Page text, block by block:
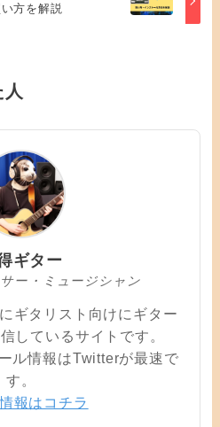
方を解説
人
ギター
ー・ミュージシャン
ギタリスト向けにギター
しているサイトです。
ル情報はTwitterが最速で
す。
報はコチラ